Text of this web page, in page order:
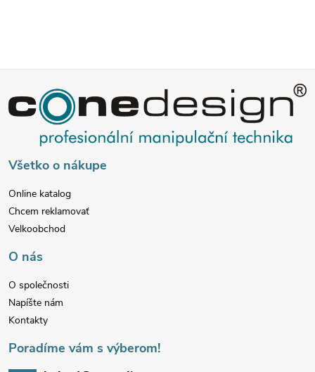
á
p
ä
t
e
Všetko o nákupe
Online katalog
Chcem reklamovať
Velkoobchod
O nás
O společnosti
Napíšte nám
Kontakty
Poradíme vám s výberom!